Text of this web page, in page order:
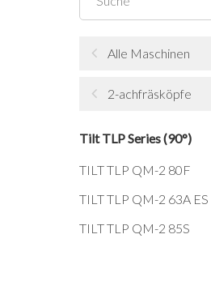
Alle Maschinen
2-achfräsköpfe
Tilt TLP Series (90°)
TILT TLP QM-2 80F
TILT TLP QM-2 63A ES
TILT TLP QM-2 85S